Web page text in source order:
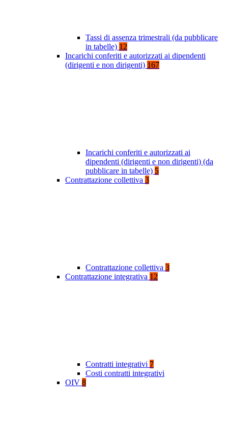
Tassi di assenza trimestrali (da pubblicare
in tabelle) 12
Incarichi conferiti e autorizzati ai dipendenti
(dirigenti e non dirigenti) 167
Incarichi conferiti e autorizzati ai
dipendenti (dirigenti e non dirigenti) (da
pubblicare in tabelle) 5
Contrattazione collettiva 3
Contrattazione collettiva 3
Contrattazione integrativa 12
Contratti integrativi 7
Costi contratti integrativi
OIV 8